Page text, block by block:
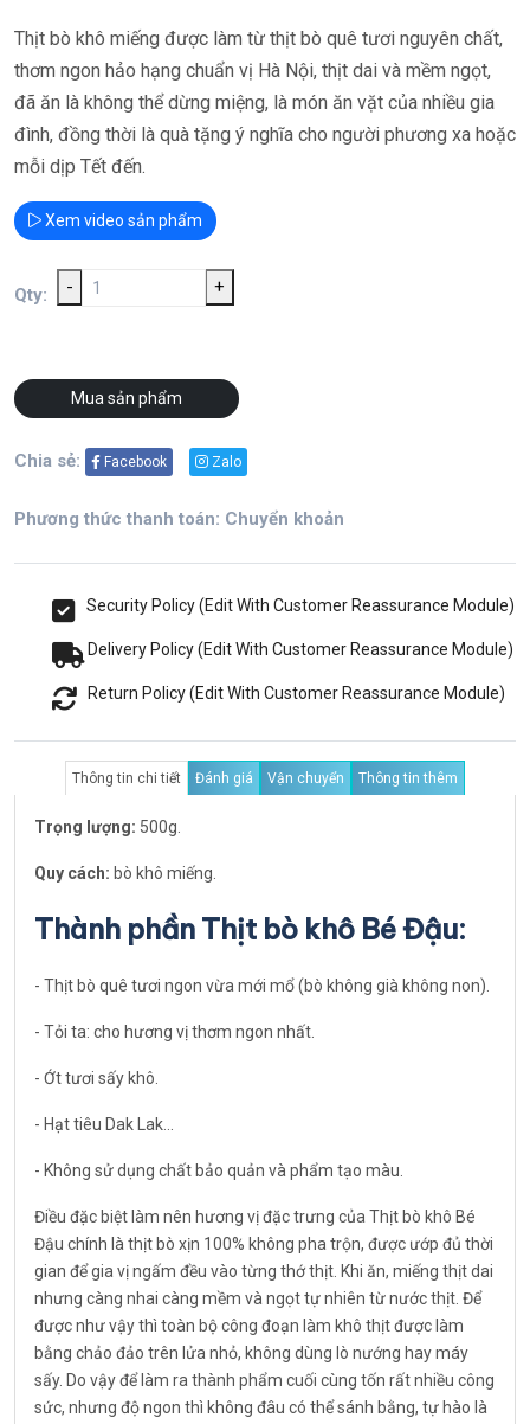
Thịt bò khô miếng được làm từ thịt bò quê tươi nguyên chất,
thơm ngon hảo hạng chuẩn vị Hà Nội, thịt dai và mềm ngọt,
đã ăn là không thể dừng miệng, là món ăn vặt của nhiều gia
đình, đồng thời là quà tặng ý nghĩa cho người phương xa hoặc
mỗi dịp Tết đến.
Xem video sản phẩm
Qty: - +
Mua sản phẩm
Chia sẻ: Facebook Zalo
Phương thức thanh toán: Chuyển khoản
Security Policy (Edit With Customer Reassurance Module)
Delivery Policy (Edit With Customer Reassurance Module)
Return Policy (Edit With Customer Reassurance Module)
Thông tin chi tiết Đánh giá Vận chuyển Thông tin thêm
Trọng lượng: 500g.
Quy cách: bò khô miếng.
Thành phần Thịt bò khô Bé Đậu:
- Thịt bò quê tươi ngon vừa mới mổ (bò không già không non).
- Tỏi ta: cho hương vị thơm ngon nhất.
- Ớt tươi sấy khô.
- Hạt tiêu Dak Lak...
- Không sử dụng chất bảo quản và phẩm tạo màu.
Điều đặc biệt làm nên hương vị đặc trưng của Thịt bò khô Bé
Đậu chính là thịt bò xịn 100% không pha trộn, được ướp đủ thời
gian để gia vị ngấm đều vào từng thớ thịt. Khi ăn, miếng thịt dai
nhưng càng nhai càng mềm và ngọt tự nhiên từ nước thịt. Để
được như vậy thì toàn bộ công đoạn làm khô thịt được làm
bằng chảo đảo trên lửa nhỏ, không dùng lò nướng hay máy
sấy. Do vậy để làm ra thành phẩm cuối cùng tốn rất nhiều công
sức, nhưng độ ngon thì không đâu có thể sánh bằng, tự hào là